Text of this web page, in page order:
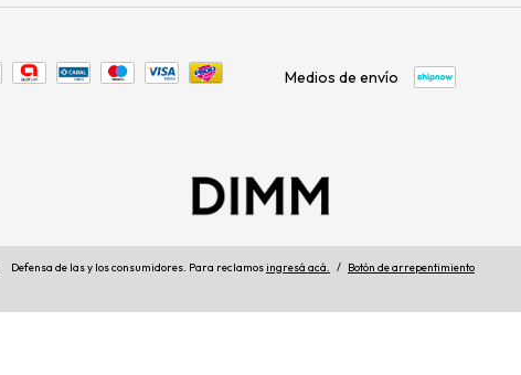
Medios de envío
Defensa de las y los consumidores. Para reclamosingresá acá. / Botón de arrepentimiento